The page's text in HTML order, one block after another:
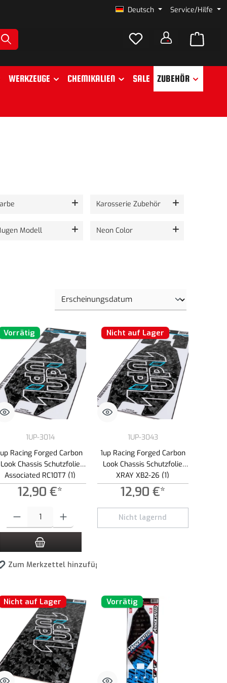
Deutsch Service/Hilfe
WERKZEUGE CHEMIKALIEN SALE ZUBEHÖR
Karosserie Zubehör
Modell Neon Color
um die Anzahl zu erhöhen oder zu reduzieren.
Wert ein oder benutze die Schaltflächen um die Anzahl zu erhöhen oder zu
Vorrätig
1UP-3014
Racing Forged Carbon
Look Chassis Schutzfolie
Associated RC10T7 (1)
12,90 €*
Produkt Anzahl: Gib den gewünschten Wert ein oder benutze die
Zum Merkzettel hinzufügen
Nicht auf Lager
1UP-3043
1up Racing Forged Carbon
Look Chassis Schutzfolie
XRAY XB2-26 (1)
12,90 €*
Nicht lagernd
Nicht auf Lager Vorrätig